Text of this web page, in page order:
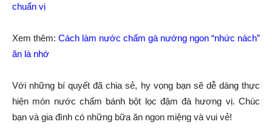
chuẩn vị
Xem thêm: Cách làm nước chấm gà nướng ngon “nhức nách”
ăn là nhớ
Với những bí quyết đã chia sẻ, hy vọng bạn sẽ dễ dàng thực
hiện món nước chấm bánh bột lọc đậm đà hương vị. Chúc
bạn và gia đình có những bữa ăn ngon miệng và vui vẻ!